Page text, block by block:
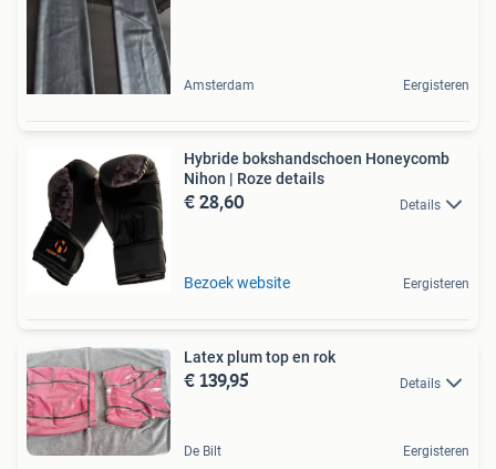
Amsterdam Eergisteren
Hybride bokshandschoen Honeycomb
Nihon | Roze details
€ 28,60 Details
Bezoek website Eergisteren
Latex plum top en rok
€ 139,95 Details
De Bilt Eergisteren